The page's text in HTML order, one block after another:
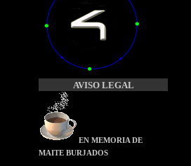
AVISO LEGAL
EN MEMORIA DE
MAITE BURJADOS